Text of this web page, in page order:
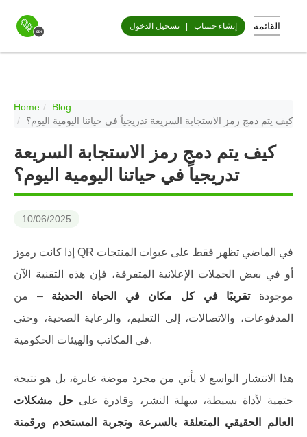
إنشاء حساب تسجيل الدخول القائمة
Home
Blog
كيف يتم دمج رمز الاستجابة السريعة تدريجياً في حياتنا اليومية اليوم؟
كيف يتم دمج رمز الاستجابة السريعة
تدريجياً في حياتنا اليومية اليوم؟
10/06/2025
إذا كانت رموز QR في الماضي تظهر فقط على عبوات المنتجات
أو في بعض الحملات الإعلانية المتفرقة، فإن هذه التقنية الآن
موجودةتقريبًا في كل مكان في الحياة الحديثة – من
المدفوعات، والاتصالات، إلى التعليم، والرعاية الصحية، وحتى
في المكاتب والهيئات الحكومية.
هذا الانتشار الواسع لا يأتي من مجرد موضة عابرة، بل هو نتيجة
حتمية لأداة بسيطة، سهلة النشر، وقادرة على حل مشكلات
العالم الحقيقي المتعلقة بالسرعة وتجربة المستخدم ورقمنة